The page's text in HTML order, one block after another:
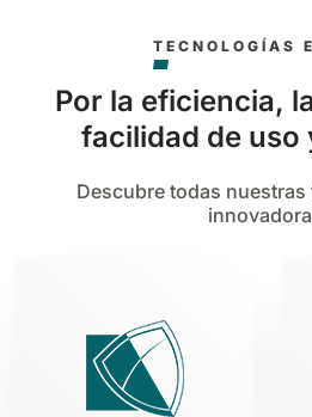
TECNOLOGÍAS
Por la eficiencia,
facilidad de uso
Descubre todas